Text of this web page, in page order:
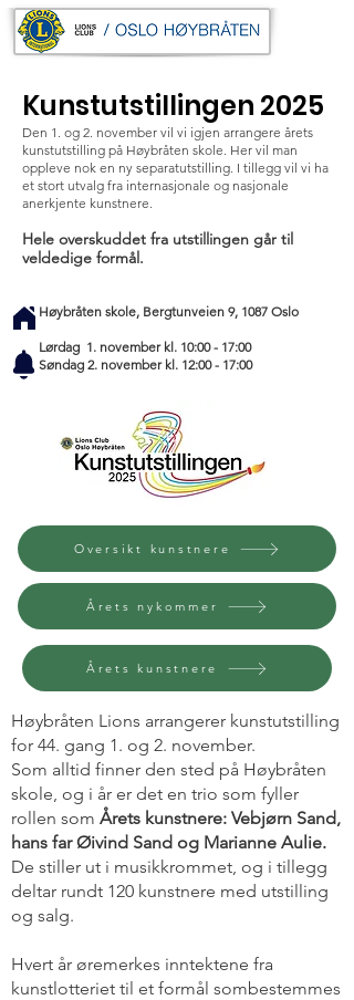
Kunstutstillingen 2025
Den 1. og 2. november vil vi igjen arrangere årets
kunstutstilling på Høybråten skole. Her vil man
oppleve nok en ny separatutstilling. I tillegg vil vi ha
et stort utvalg fra internasjonale og nasjonale
anerkjente kunstnere.
Hele overskuddet fra utstillingen går til
veldedige formål.​
Høybråten skole, Bergtunveien 9, 1087 Oslo
Lørdag 1. november kl. 10:00 - 17:00
Søndag 2. november kl. 12:00 - 17:00
Oversikt kunstnere
Årets nykommer
Årets kunstnere
Høybråten Lions arrangerer kunstutstilling
for 44. gang 1. og 2. november.
Som alltid finner den sted på Høybråten
skole, og i år er det en trio som fyller
rollen som Årets kunstnere: Vebjørn Sand,
hans far Øivind Sand og Marianne Aulie.
De stiller ut i musikkrommet, og i tillegg
deltar rundt 120 kunstnere med utstilling
og salg.
Hvert år øremerkes inntektene fra
kunstlotteriet til et formål sombestemmes